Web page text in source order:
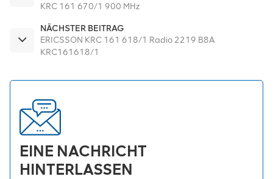
KRC 161 670/1 900 MHz
NÄCHSTER BEITRAG
ERICSSON KRC 161 618/1 Radio 2219 B8A
KRC161618/1
EINE NACHRICHT
HINTERLASSEN